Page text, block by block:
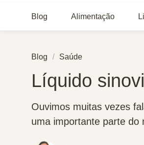
Blog Alimentação
Blog Saúde
Líquido
Ouvimos muitas vezes
uma importante parte do